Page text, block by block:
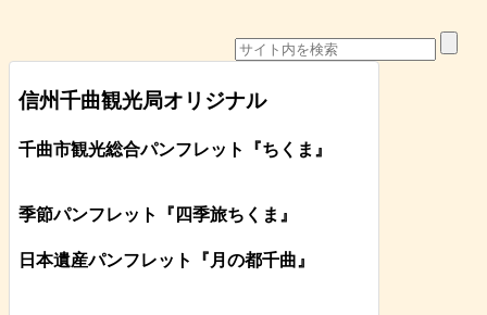
信州千曲観光局オリジナル
千曲市観光総合パンフレット 『ちくま 』
季節パンフレット『四季旅ちくま』
日本遺産パンフレット 『月の都千曲 』